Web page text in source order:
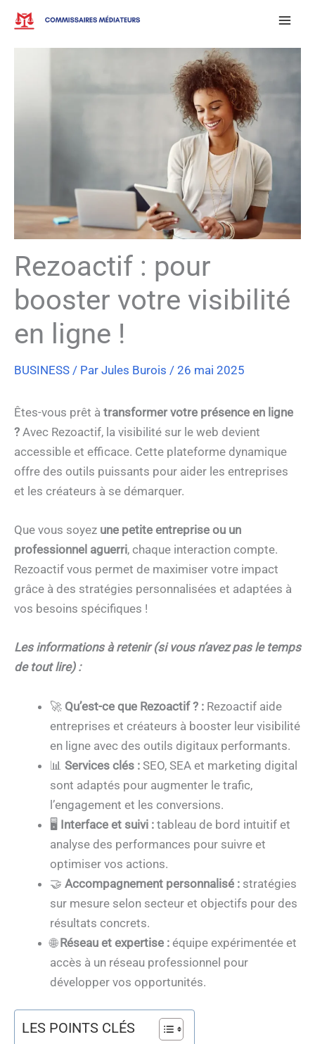
Aller
contenu
Rezoactif : pour
booster votre visibilité
en ligne !
BUSINESS / Par Jules Burois / 26 mai 2025
Êtes-vous prêt à transformer votre présence en ligne
? Avec Rezoactif, la visibilité sur le web devient
accessible et efficace. Cette plateforme dynamique
offre des outils puissants pour aider les entreprises
et les créateurs à se démarquer.
Que vous soyez une petite entreprise ou un
professionnel aguerri, chaque interaction compte.
Rezoactif vous permet de maximiser votre impact
grâce à des stratégies personnalisées et adaptées à
vos besoins spécifiques !
Les informations à retenir (si vous n’avez pas le temps
de tout lire) :
🚀 Qu’est-ce que Rezoactif ? : Rezoactif aide
entreprises et créateurs à booster leur visibilité
en ligne avec des outils digitaux performants.
📊 Services clés : SEO, SEA et marketing digital
sont adaptés pour augmenter le trafic,
l’engagement et les conversions.
🖥️ Interface et suivi : tableau de bord intuitif et
analyse des performances pour suivre et
optimiser vos actions.
🤝 Accompagnement personnalisé : stratégies
sur mesure selon secteur et objectifs pour des
résultats concrets.
🌐Réseau et expertise : équipe expérimentée et
accès à un réseau professionnel pour
développer vos opportunités.
LES POINTS CLÉS